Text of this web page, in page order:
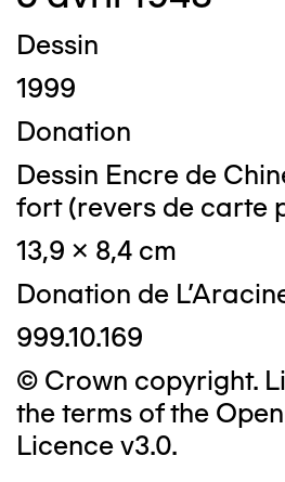
Dessin
1999
Donation
Dessin Encre de
fort (revers de carte
13,9 x 8,4 cm
Donation de
999.10.169
© Crown copyright.
the terms of the
Licence v3.0.